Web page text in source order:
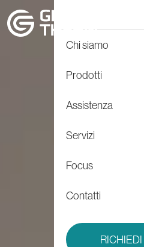
Chi siamo
Prodotti
Assistenza
Servizi
Focus
Contatti